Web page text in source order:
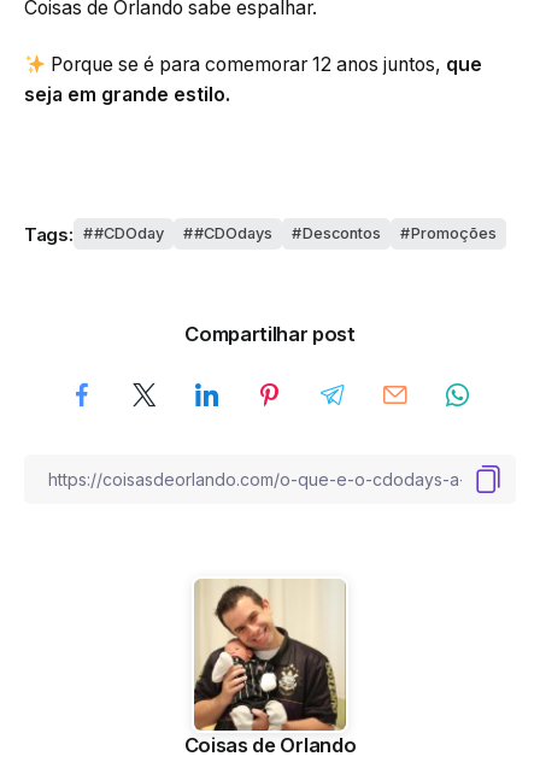
Coisas de Orlando sabe espalhar.
Porque se é para comemorar 12 anos juntos, que
seja em grande estilo.
Tags: #CDOday #CDOdays Descontos Promoções
Compartilhar post
Coisas de Orlando